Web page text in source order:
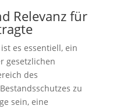
Relevanz für
es essentiell, ein
gesetzlichen
des
zu
sein, eine